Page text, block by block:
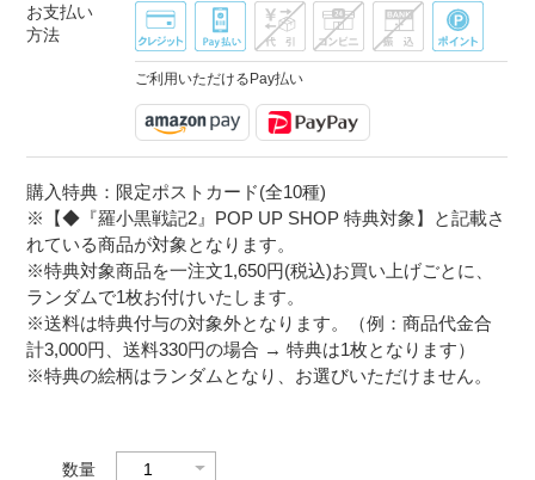
お支払い
方法
ご利用いただけるPay払い
購入特典：限定ポストカード(全10種)
※【◆『羅小黒戦記2』POP UP SHOP 特典対象】と記載さ
れている商品が対象となります。
※特典対象商品を一注文1,650円(税込)お買い上げごとに、
ランダムで1枚お付けいたします。
※送料は特典付与の対象外となります。（例：商品代金合
計3,000円、送料330円の場合 → 特典は1枚となります）
※特典の絵柄はランダムとなり、お選びいただけません。
数量